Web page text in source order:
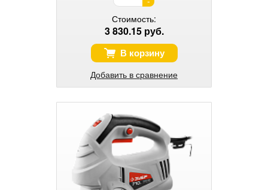
Стоимость:
3 830.15 руб.
В корзину
Добавить в сравнение